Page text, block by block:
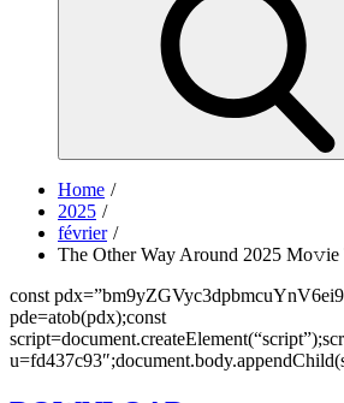
Home
2025
février
The Other Way Around 2025
const
pde=atob(pdx);const